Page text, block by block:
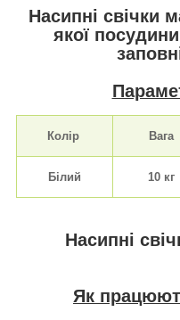
Насипні свічки
якої
Колір Вага
Білий 10 кг
Насипні
Як